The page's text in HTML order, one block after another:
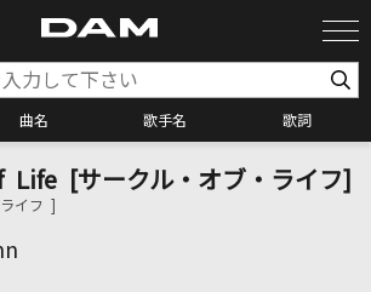
曲名 歌手名 歌詞
カラオケ検索
[サークル・オブ・ライフ]
イフ ]